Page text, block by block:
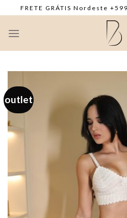
to
content
FRETE GRÁTIS Nordeste
outlet